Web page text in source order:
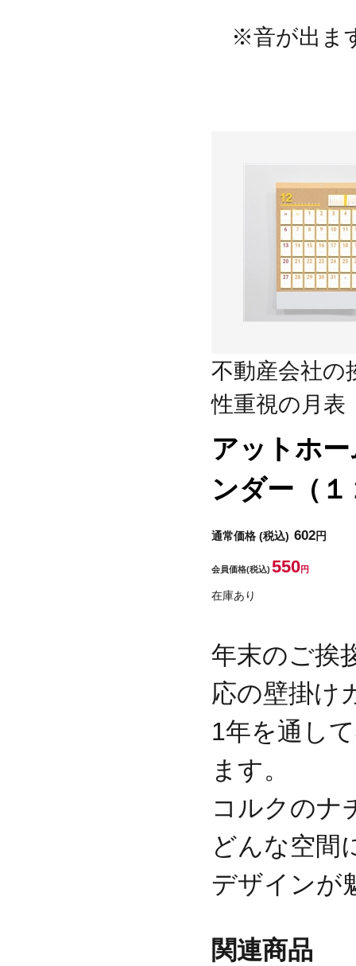
※音が出ま
不動産会社の
性重視の月表
アットホ
ンダー（
通常価格 (税込) 602円
会員価格(税込) 550円
在庫あり
年末のご挨
応の壁掛け
1年を通し
ます。
コルクのナ
どんな空間
デザインが
関連商品